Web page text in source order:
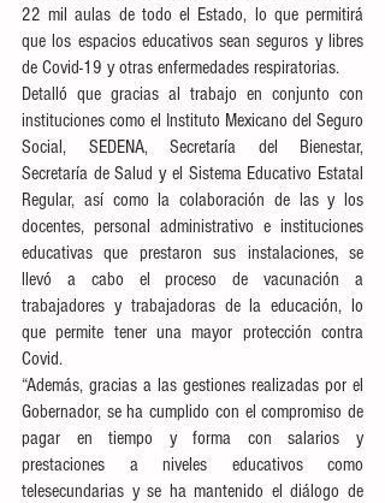
22 mil aulas de todo el Estado, lo que permitirá
que los espacios educativos sean seguros y libres
de Covid-19 y otras enfermedades respiratorias.
Detalló que gracias al trabajo en conjunto con
instituciones como el Instituto Mexicano del Seguro
Social, SEDENA, Secretaría del Bienestar,
Secretaría de Salud y el Sistema Educativo Estatal
Regular, así como la colaboración de las y los
docentes, personal administrativo e instituciones
educativas que prestaron sus instalaciones, se
llevó a cabo el proceso de vacunación a
trabajadores y trabajadoras de la educación, lo
que permite tener una mayor protección contra
Covid.
“Además, gracias a las gestiones realizadas por el
Gobernador, se ha cumplido con el compromiso de
pagar en tiempo y forma con salarios y
prestaciones a niveles educativos como
telesecundarias y se ha mantenido el diálogo de